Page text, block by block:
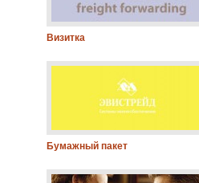
Визитка
Бумажный пакет